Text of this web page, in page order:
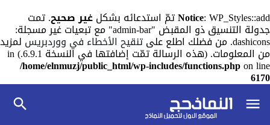
Notice: WP_Styles::add تمّ استدعائه بشكل غير صحيح. تمت
جدولة التنسيق ذو المقبض "admin-bar" مع تبعيات غير مسجلة:
dashicons. من فضلك اطلع على تنقيح الأخطاء في ووردبريس لمزيد
من المعلومات. (هذه الرسالة تمّت إضافتها في النسخة 6.9.1.) in
/home/elnmuzj/public_html/wp-includes/functions.phpon line
6170